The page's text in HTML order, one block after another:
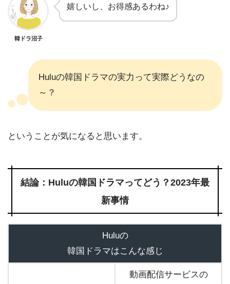
韓ドラ沼子
嬉しいし、お得感あるわね♪
Huluの韓国ドラマの実力って実際どうなの
～？
ということが気になると思います。
結論：Huluの韓国ドラマってどう？2023年最
新事情
Huluの
韓国ドラマはこんな感じ
動画配信サービスの